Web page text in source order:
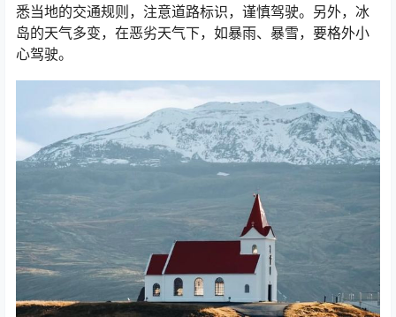
悉当地的交通规则，注意道路标识，谨慎驾驶。另外，冰
岛的天气多变，在恶劣天气下，如暴雨、暴雪，要格外小
心驾驶。